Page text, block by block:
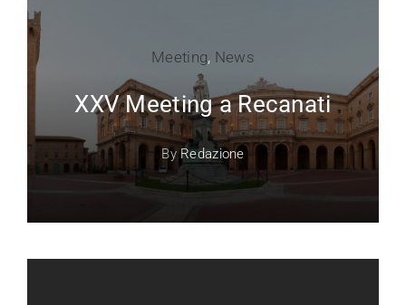
Meeting, News
XXV Meeting a Recanati
ByRedazione